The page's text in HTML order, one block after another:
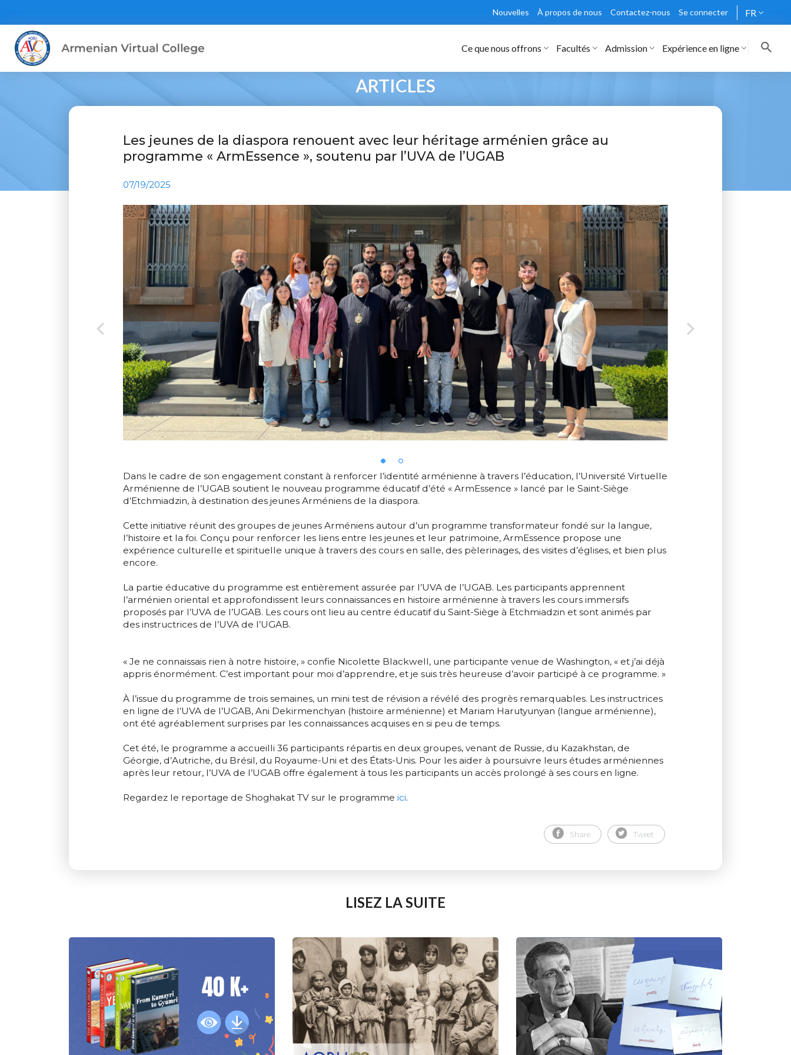
Nouvelles À propos de nous Contactez-nous Se connecter FR
Ce que nous offrons Facultés Admission Expérience en ligne
ARTICLES
Les jeunes de la diaspora renouent avec leur héritage arménien grâce au
programme « ArmEssence », soutenu par l’UVA de l’UGAB
07/19/2025
Dans le cadre de son engagement constant à renforcer l’identité arménienne à travers l’éducation, l’Université Virtuelle
Arménienne de l’UGAB soutient le nouveau programme éducatif d’été « ArmEssence » lancé par le Saint-Siège
d’Etchmiadzin, à destination des jeunes Arméniens de la diaspora.
Cette initiative réunit des groupes de jeunes Arméniens autour d’un programme transformateur fondé sur la langue,
l’histoire et la foi. Conçu pour renforcer les liens entre les jeunes et leur patrimoine, ArmEssence propose une
expérience culturelle et spirituelle unique à travers des cours en salle, des pèlerinages, des visites d’églises, et bien plus
encore.
La partie éducative du programme est entièrement assurée par l’UVA de l’UGAB. Les participants apprennent
l’arménien oriental et approfondissent leurs connaissances en histoire arménienne à travers les cours immersifs
proposés par l’UVA de l’UGAB. Les cours ont lieu au centre éducatif du Saint-Siège à Etchmiadzin et sont animés par
des instructrices de l’UVA de l’UGAB.
« Je ne connaissais rien à notre histoire, » confie Nicolette Blackwell, une participante venue de Washington, « et j’ai déjà
appris énormément. C’est important pour moi d’apprendre, et je suis très heureuse d’avoir participé à ce programme. »
À l’issue du programme de trois semaines, un mini test de révision a révélé des progrès remarquables. Les instructrices
en ligne de l’UVA de l’UGAB, Ani Dekirmenchyan (histoire arménienne) et Mariam Harutyunyan (langue arménienne),
ont été agréablement surprises par les connaissances acquises en si peu de temps.
Cet été, le programme a accueilli 36 participants répartis en deux groupes, venant de Russie, du Kazakhstan, de
Géorgie, d’Autriche, du Brésil, du Royaume-Uni et des États-Unis. Pour les aider à poursuivre leurs études arméniennes
après leur retour, l’UVA de l’UGAB offre également à tous les participants un accès prolongé à ses cours en ligne.
Regardez le reportage de Shoghakat TV sur le programme ici.
Share Tweet
LISEZ LA SUITE